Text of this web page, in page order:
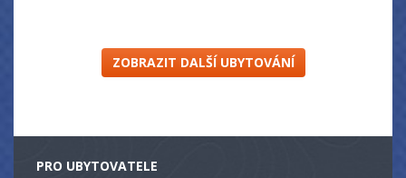
ZOBRAZIT DALŠÍ UBYTOVÁNÍ
PRO UBYTOVATELE